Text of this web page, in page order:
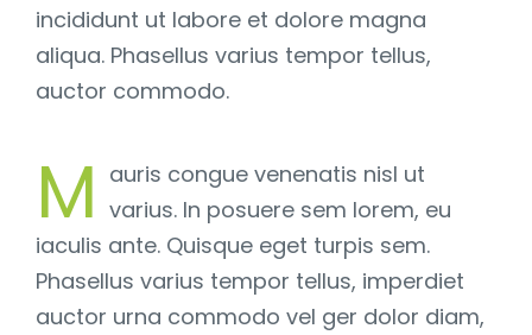
Area riservata
incididunt ut labore et dolore magna
aliqua. Phasellus varius tempor tellus,
auctor commodo.
M auris congue venenatis nisl ut
varius. In posuere sem lorem, eu
iaculis ante. Quisque eget turpis sem.
Phasellus varius tempor tellus, imperdiet
auctor urna commodo vel ger dolor diam,